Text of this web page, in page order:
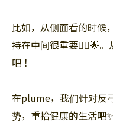
比如，从侧面看的时候
持在中间很重要🙆‍♀️🌟
吧！
在plume，我们针对反
势，重拾健康的生活吧✨